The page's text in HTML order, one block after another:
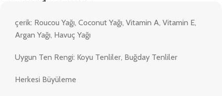
çerik: Roucou Yağı, Coconut Yağı, Vitamin A, Vitamin E,
Argan Yağı, Havuç Yağı
Uygun Ten Rengi: Koyu Tenliler, Buğday Tenliler
Herkesi Büyüleme